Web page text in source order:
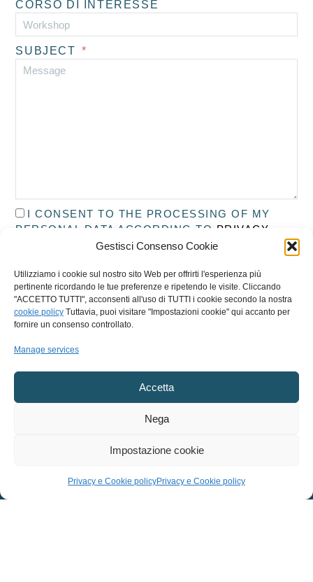
Gestisci Consenso Cookie
Utilizziamo i cookie sul nostro sito Web per offrirti l'esperienza più
pertinente ricordando le tue preferenze e ripetendo le visite. Cliccando
"ACCETTO TUTTI", acconsenti all'uso di TUTTI i cookie secondo la nostra
cookie policy Tuttavia, puoi visitare "Impostazioni cookie" qui accanto per
fornire un consenso controllato.
Manage services
Accetta
Nega
Impostazione cookie
Privacy e Cookie policyPrivacy e Cookie policy
CORSO DI INTERESSE
SUBJECT
I CONSENT TO THE PROCESSING OF MY
PERSONAL DATA ACCORDING TO PRIVACY
INVIA
CONTACT